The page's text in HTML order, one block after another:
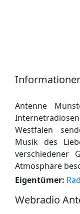
Antenne
Westfalen
Musik des
verschiedener
Atmosphäre
Eigentümer:
Webradio